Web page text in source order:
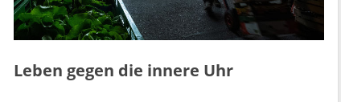
Leben gegen die innere Uhr